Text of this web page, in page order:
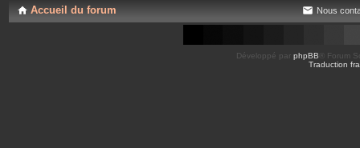
Accueil du forum Nous
Développé par phpBB ® Forum
Traduction